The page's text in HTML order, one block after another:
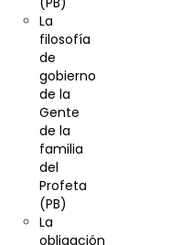
La
filosofía
de
gobierno
de la
Gente
de la
familia
del
Profeta
(PB)
La
obligación